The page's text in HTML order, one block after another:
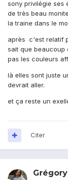
sony privilégie ses
de très beau
la traine dans le
après c'est relatif
sait que beaucoup
pas les couleurs
là elles sont juste
devrait aller.
et ça reste un
Citer